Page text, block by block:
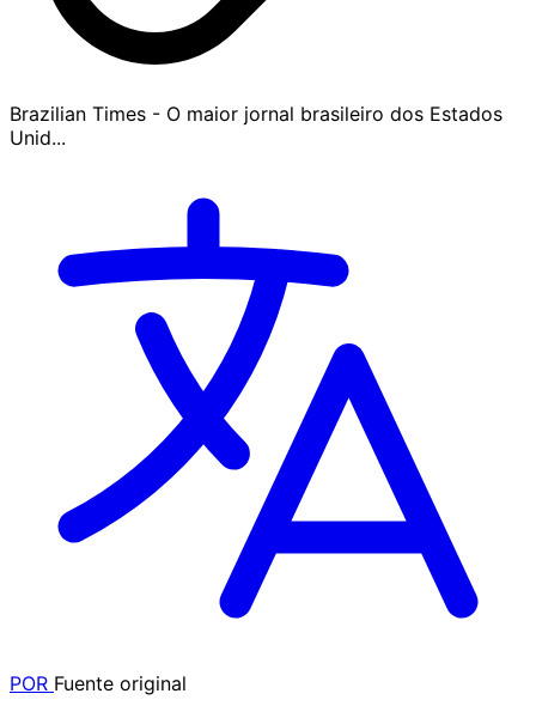
Brazilian Times - O maior jornal brasileiro dos Estados
Unid...
POR Fuente original